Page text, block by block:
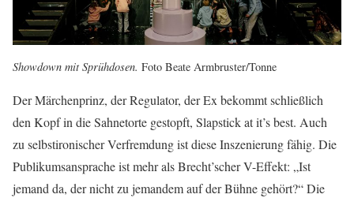
Showdown mit Sprühdosen. Foto Beate Armbruster/Tonne
Der Märchenprinz, der Regulator, der Ex bekommt schließlich
den Kopf in die Sahnetorte gestopft, Slapstick at it’s best. Auch
zu selbstironischer Verfremdung ist diese Inszenierung fähig. Die
Publikumsansprache ist mehr als Brecht’scher V-Effekt: „Ist
jemand da, der nicht zu jemandem auf der Bühne gehört?“ Die